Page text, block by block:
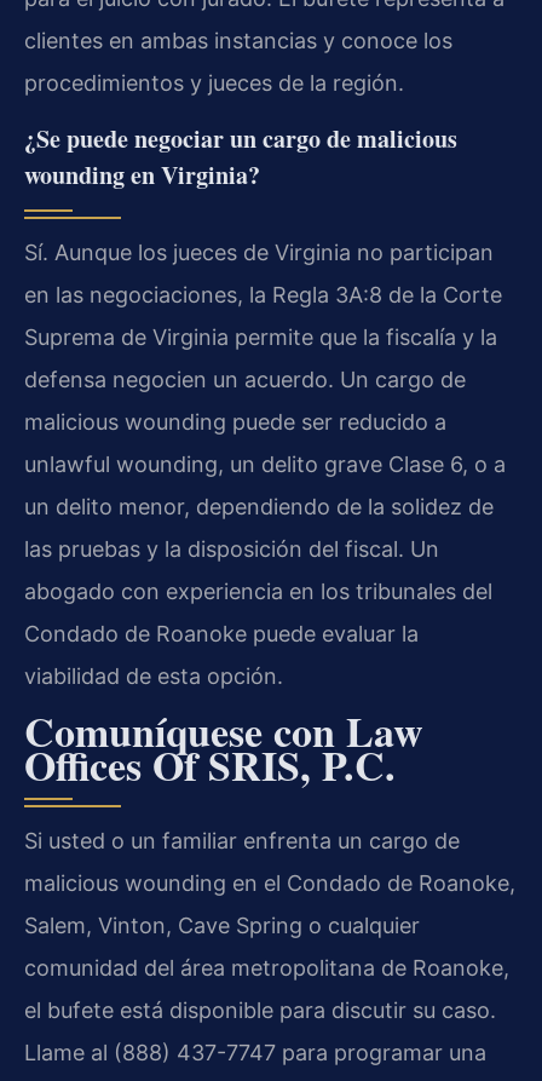
clientes en ambas instancias y conoce los
procedimientos y jueces de la región.
¿Se puede negociar un cargo de malicious
wounding en Virginia?
Sí. Aunque los jueces de Virginia no participan
en las negociaciones, la Regla 3A:8 de la Corte
Suprema de Virginia permite que la fiscalía y la
defensa negocien un acuerdo. Un cargo de
malicious wounding puede ser reducido a
unlawful wounding, un delito grave Clase 6, o a
un delito menor, dependiendo de la solidez de
las pruebas y la disposición del fiscal. Un
abogado con experiencia en los tribunales del
Condado de Roanoke puede evaluar la
viabilidad de esta opción.
Comuníquese con Law
Offices Of SRIS, P.C.
Si usted o un familiar enfrenta un cargo de
malicious wounding en el Condado de Roanoke,
Salem, Vinton, Cave Spring o cualquier
comunidad del área metropolitana de Roanoke,
el bufete está disponible para discutir su caso.
Llame al (888) 437-7747 para programar una